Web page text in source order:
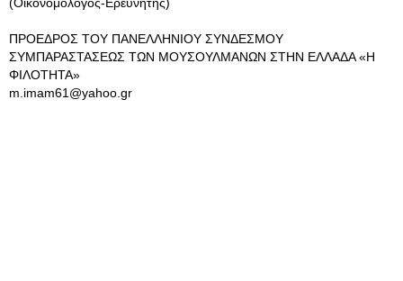
ΠΡΟΕΔΡΟΣ ΤΟΥ ΠΑΝΕΛΛΗΝΙΟΥ ΣΥΝΔΕΣΜΟΥ
ΣΥΜΠΑΡΑΣΤΑΣΕΩΣ ΤΩΝ ΜΟΥΣΟΥΛΜΑΝΩΝ ΣΤΗΝ ΕΛΛΑΔΑ «Η
ΦΙΛΟΤΗΤΑ»
m.imam61@yahoo.gr